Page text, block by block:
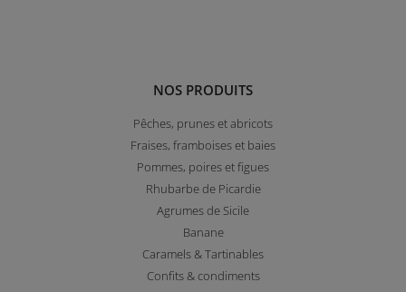
NOS PRODUITS
Pêches, prunes et abricots
Fraises, framboises et baies
Pommes, poires et figues
Rhubarbe de Picardie
Agrumes de Sicile
Banane
Caramels & Tartinables
Confits & condiments